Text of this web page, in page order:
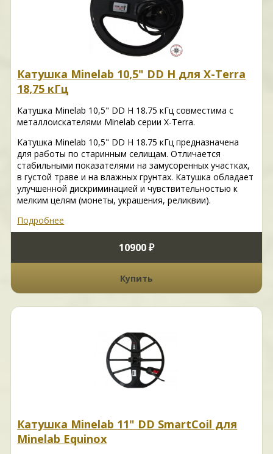
Катушка Minelab 10,5" DD H для X-Terra
18,75 кГц
Катушка Minelab 10,5" DD H 18.75 кГц совместима с
металлоискателями Minelab серии X-Terra.
Катушка Minelab 10,5" DD H 18.75 кГц предназначена
для работы по старинным селищам. Отличается
стабильными показателями на замусоренных участках,
в густой траве и на влажных грунтах. Катушка обладает
улучшенной дискриминацией и чувствительностью к
мелким целям (монеты, украшения, реликвии).
Подробнее
10900 ₽
Купить
Катушка Minelab 11" DD SmartCoil для
Minelab Equinox